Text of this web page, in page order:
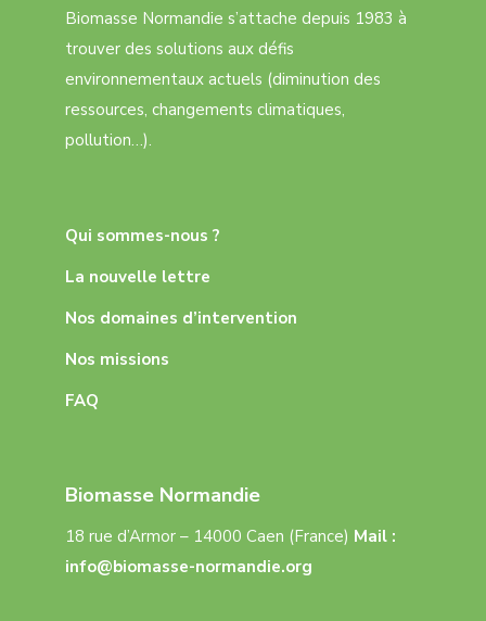
Biomasse Normandie s’attache depuis 1983 à
trouver des solutions aux défis
environnementaux actuels (diminution des
ressources, changements climatiques,
pollution…).
Qui sommes-nous ?
La nouvelle lettre
Nos domaines d’intervention
Nos missions
FAQ
Biomasse Normandie
18 rue d’Armor – 14000 Caen (France) Mail :
info@biomasse-normandie.org